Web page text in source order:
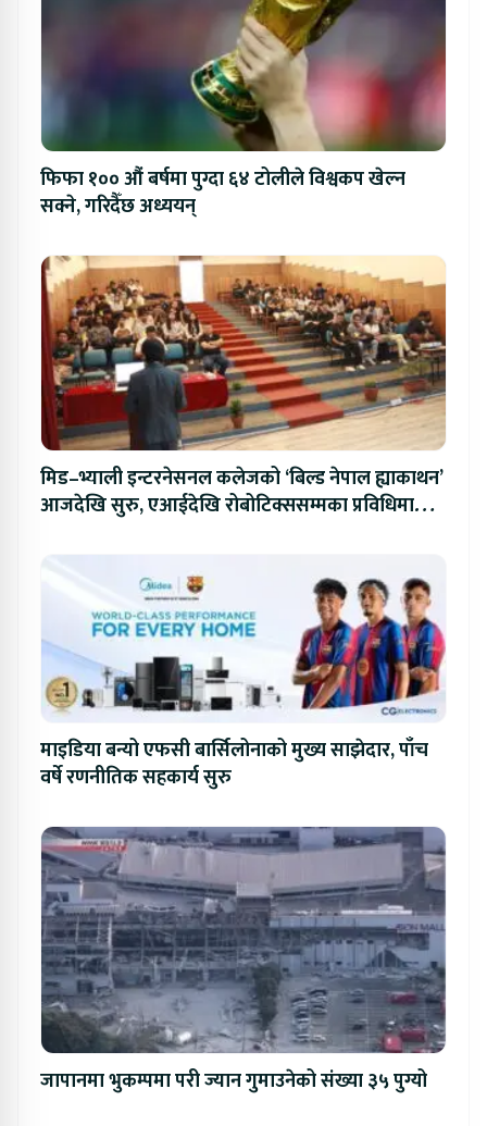
फिफा १०० औं बर्षमा पुग्दा ६४ टोलीले विश्वकप खेल्न
सक्ने, गरिदैँछ अध्ययन्
मिड–भ्याली इन्टरनेसनल कलेजको ‘बिल्ड नेपाल ह्याकाथन’
आजदेखि सुरु, एआईदेखि रोबोटिक्ससम्मका प्रविधिमा
माइडिया बन्यो एफसी बार्सिलोनाको मुख्य साझेदार, पाँच
वर्षे रणनीतिक सहकार्य सुरु
जापानमा भुकम्पमा परी ज्यान गुमाउनेको संख्या ३५ पुग्यो